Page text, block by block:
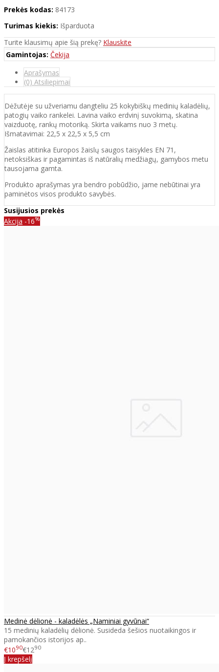
Prekės kodas: 84173
Turimas kiekis: Išparduota
Turite klausimų apie šią prekę? Klauskite
Gamintojas: Čekija
Aprašymas
(0) Atsiliepimai
Dėžutėje su užveriamu dangteliu 25 kokybiškų medinių kaladėlių,
patogių vaiko rankelei. Lavina vaiko erdvinį suvokimą, skatina
vaizduotę, rankų motoriką. Skirta vaikams nuo 3 metų.
Išmatavimai: 22,5 x 22,5 x 5,5 cm
Žaislas atitinka Europos žaislų saugos taisykles EN 71,
netoksiškas ir pagamintas iš natūralių medžiagų, gamybos metu
tausojama gamta.
Produkto aprašymas yra bendro pobūdžio, jame nebūtinai yra
paminėtos visos produkto savybės.
Susijusios prekės
Akcija -16%
Medinė dėlionė - kaladėlės „Naminiai gyvūnai“
15 medinių kaladėlių dėlionė. Susideda šešios nuotaikingos ir
pamokančios istorijos ap..
€1090€1290
Į krepšelį